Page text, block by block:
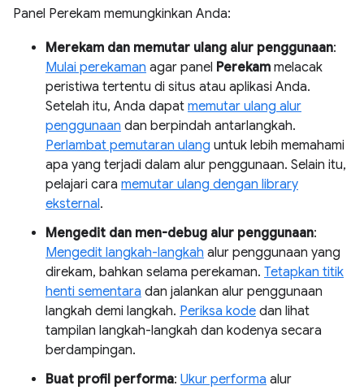
Panel Perekam memungkinkan Anda:
Merekam dan memutar ulang alur penggunaan:
Mulai perekaman agar panel Perekam melacak
peristiwa tertentu di situs atau aplikasi Anda.
Setelah itu, Anda dapat memutar ulang alur
penggunaan dan berpindah antarlangkah.
Perlambat pemutaran ulang untuk lebih memahami
apa yang terjadi dalam alur penggunaan. Selain itu,
pelajari cara memutar ulang dengan library
eksternal.
Mengedit dan men-debug alur penggunaan:
Mengedit langkah-langkah alur penggunaan yang
direkam, bahkan selama perekaman. Tetapkan titik
henti sementara dan jalankan alur penggunaan
langkah demi langkah. Periksa kode dan lihat
tampilan langkah-langkah dan kodenya secara
berdampingan.
Buat profil performa: Ukur performa alur